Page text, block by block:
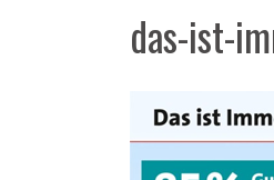
das-ist-